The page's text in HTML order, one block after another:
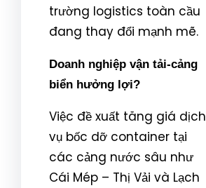
trường logistics toàn cầu
đang thay đổi mạnh mẽ.
Doanh nghiệp vận tải-cảng
biển hưởng lợi?
Việc đề xuất tăng giá dịch
vụ bốc dỡ container tại
các cảng nước sâu như
Cái Mép – Thị Vải và Lạch